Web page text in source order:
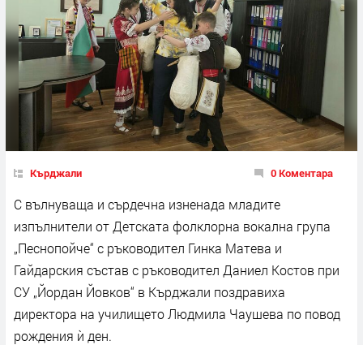
Кърджали 0 Коментара
С вълнуваща и сърдечна изненада младите
изпълнители от Детската фолклорна вокална група
„Песнопойче“ с ръководител Гинка Матева и
Гайдарския състав с ръководител Даниел Костов при
СУ „Йордан Йовков“ в Кърджали поздравиха
директора на училището Людмила Чаушева по повод
рождения ѝ ден.